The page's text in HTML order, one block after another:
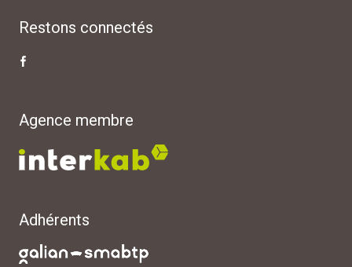
Restons connectés
Agence membre
Adhérents